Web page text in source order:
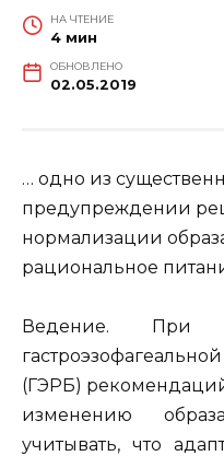
НА ЧТЕНИЕ
4 мин
ОБНОВЛЕНО
02.05.2019
… одно из
предупреждении
нормализации
рациональное
Ведение. При
(ГЭРБ)
изменению
учитывать, что